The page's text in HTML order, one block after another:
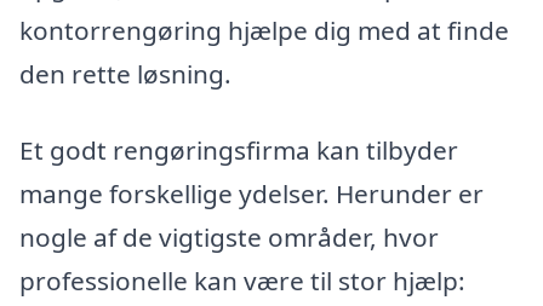
kontorrengøring hjælpe dig med at finde
den rette løsning.
Et godt rengøringsfirma kan tilbyder
mange forskellige ydelser. Herunder er
nogle af de vigtigste områder, hvor
professionelle kan være til stor hjælp: